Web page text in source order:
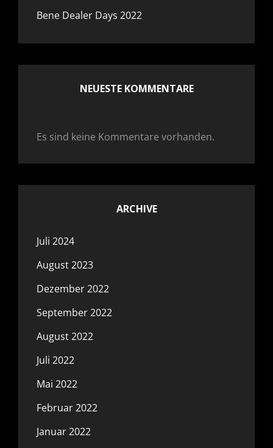
Bene Dealer Days 2022
NEUESTE KOMMENTARE
Es sind keine Kommentare vorhanden.
ARCHIVE
Juli 2024
August 2023
Dezember 2022
September 2022
August 2022
Juli 2022
Mai 2022
Februar 2022
Januar 2022